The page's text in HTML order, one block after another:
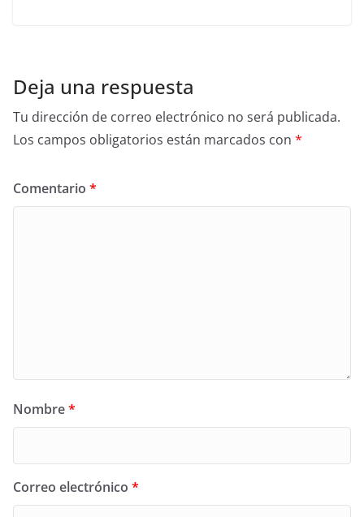
Deja una respuesta
Tu dirección de correo electrónico no será publicada.
Los campos obligatorios están marcados con *
Comentario *
Nombre*
Correo electrónico *